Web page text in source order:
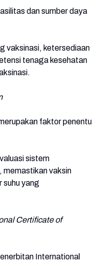
dan sumber daya
vaksinasi, ketersediaan
tenaga kesehatan
faktor penentu
sistem
memastikan vaksin
suhu yang
Certificate of
International